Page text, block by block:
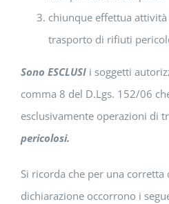
chiunque effettua
trasporto di rifiuti
Sono ESCLUSI i soggetti
comma 8 del D.Lgs. 152/06
esclusivamente operazioni di
pericolosi.
Si ricorda che per una corretta
dichiarazione occorrono i